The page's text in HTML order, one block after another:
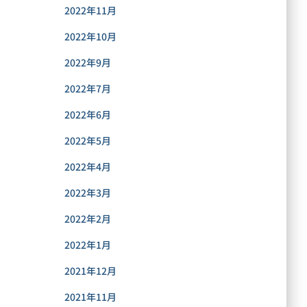
2022年11月
2022年10月
2022年9月
2022年7月
2022年6月
2022年5月
2022年4月
2022年3月
2022年2月
2022年1月
2021年12月
2021年11月